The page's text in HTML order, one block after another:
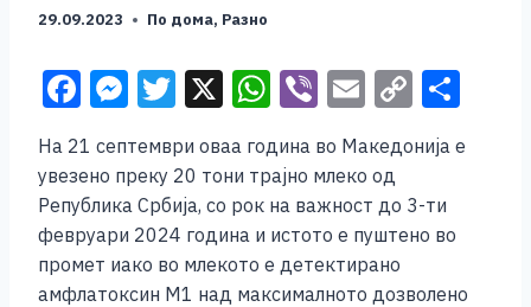
29.09.2023 По дома, Разно
F
a
c
e
b
o
M
ss
e
n
g
T
tt
er
X W
at
s
A
p
Vi
er
E
ai
l
C
p
y
Li
n
ar
На 21 септември оваа година во Македонија е
увезено преку 20 тони трајно млеко од
Република Србија, со рок на важност до 3-ти
февруари 2024 година и истото е пуштено во
промет иако во млекото е детектирано
амфлатоксин М1 над максималното дозволено